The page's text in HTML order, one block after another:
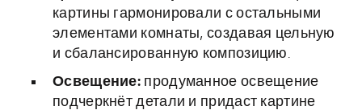
картины гармонировали с остальными
элементами комнаты, создавая цельную
и сбалансированную композицию.
Освещение: продуманное освещение
подчеркнёт детали и придаст картине